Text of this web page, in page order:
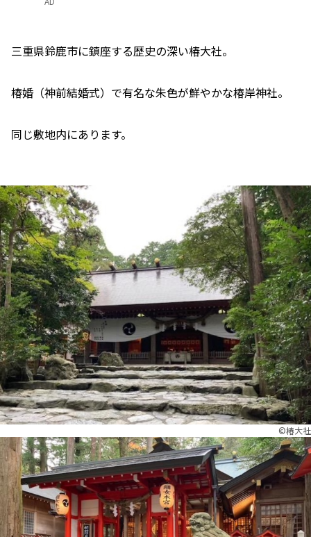
三重県鈴鹿市に鎮座する歴史の深い椿大社。
椿婚（神前結婚式）で有名な朱色が鮮やかな椿岸神社。
同じ敷地内にあります。
©︎椿大社